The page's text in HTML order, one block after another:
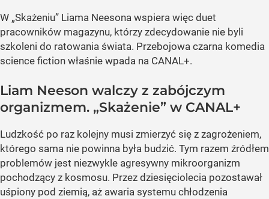
W „Skażeniu” Liama Neesona wspiera więc duet
pracowników magazynu, którzy zdecydowanie nie byli
szkoleni do ratowania świata. Przebojowa czarna komedia
science fiction właśnie wpada na CANAL+.
Liam Neeson walczy z zabójczym
organizmem. „Skażenie” w CANAL+
Ludzkość po raz kolejny musi zmierzyć się z zagrożeniem,
którego sama nie powinna była budzić. Tym razem źródłem
problemów jest niezwykle agresywny mikroorganizm
pochodzący z kosmosu. Przez dziesięciolecia pozostawał
uśpiony pod ziemią, aż awaria systemu chłodzenia